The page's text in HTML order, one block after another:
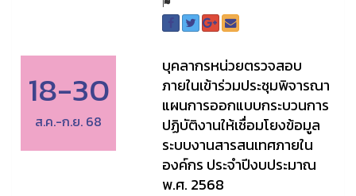
18-30
ส.ค.-ก.ย. 68
บุคลากรหน่วยตรวจสอบ
ภายในเข้าร่วมประชุมพิจารณา
แผนการออกแบบกระบวนการ
ปฏิบัติงานให้เชื่อมโยงข้อมูล
ระบบงานสารสนเทศภายใน
องค์กร ประจำปีงบประมาณ
พ.ศ. 2568